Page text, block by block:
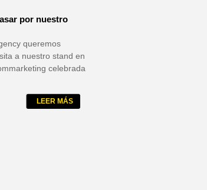
por nuestro
queremos
a nuestro stand en
celebrada
LEER MÁS